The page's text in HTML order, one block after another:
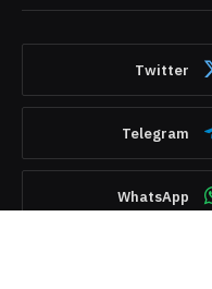
Twitter
Telegram
WhatsApp